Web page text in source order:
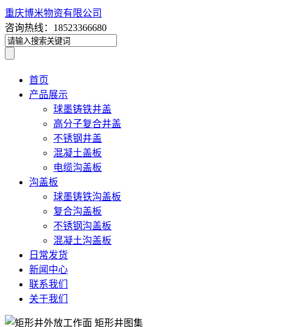
重庆博米物资有限公司
咨询热线：18523366680
首页
产品展示
球墨铸铁井盖
高分子复合井盖
不锈钢井盖
混凝土盖板
电缆沟盖板
沟盖板
球墨铸铁沟盖板
复合沟盖板
不锈钢沟盖板
混凝土沟盖板
日常发货
新闻中心
联系我们
关于我们